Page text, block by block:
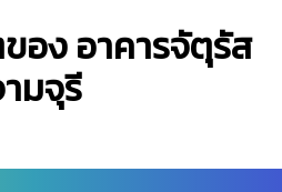
อง อาคารจัตุรัส
มจุรี